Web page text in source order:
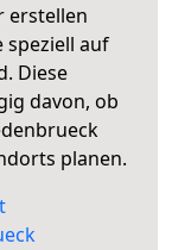
erstellen
speziell auf
Diese
davon, ob
planen.